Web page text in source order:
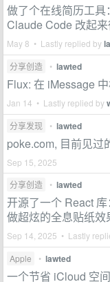
做了个在线简历工
Claude Code 改起
May 8 • Lastly replied by
分享创造 • lawted
Flux: 在 iMessage
Jan 14 • Lastly replied by
分享发现 • lawted
poke.com, 目前见过
Sep 15, 2025
分享创造
• lawted
开源了一个 React
做超炫的全息贴纸效
Sep 14, 2025 • Lastly
Apple • lawted
一个节省 iCloud 空